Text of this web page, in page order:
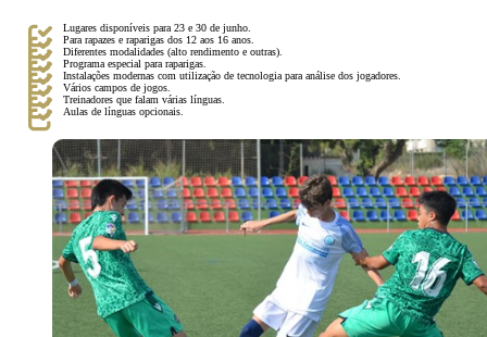
Lugares disponíveis para 23 e 30 de junho.
Para rapazes e raparigas dos 12 aos 16 anos.
Diferentes modalidades (alto rendimento e outras).
Programa especial para raparigas.
Instalações modernas com utilização de tecnologia para análise dos jogadores.
Vários campos de jogos.
Treinadores que falam várias línguas.
Aulas de línguas opcionais.